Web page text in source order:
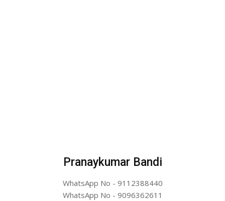
Pranaykumar Bandi
WhatsApp No - 9112388440
WhatsApp No - 9096362611